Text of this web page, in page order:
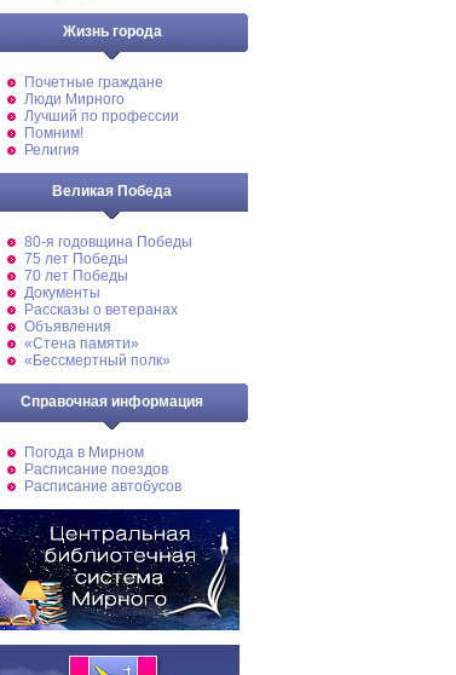
Жизнь города
Почетные граждане
Люди Мирного
Лучший по профессии
Помним!
Религия
Великая Победа
80-я годовщина Победы
75 лет Победы
70 лет Победы
Документы
Рассказы о ветеранах
Объявления
«Стена памяти»
«Бессмертный полк»
Справочная информация
Погода в Мирном
Расписание поездов
Расписание автобусов